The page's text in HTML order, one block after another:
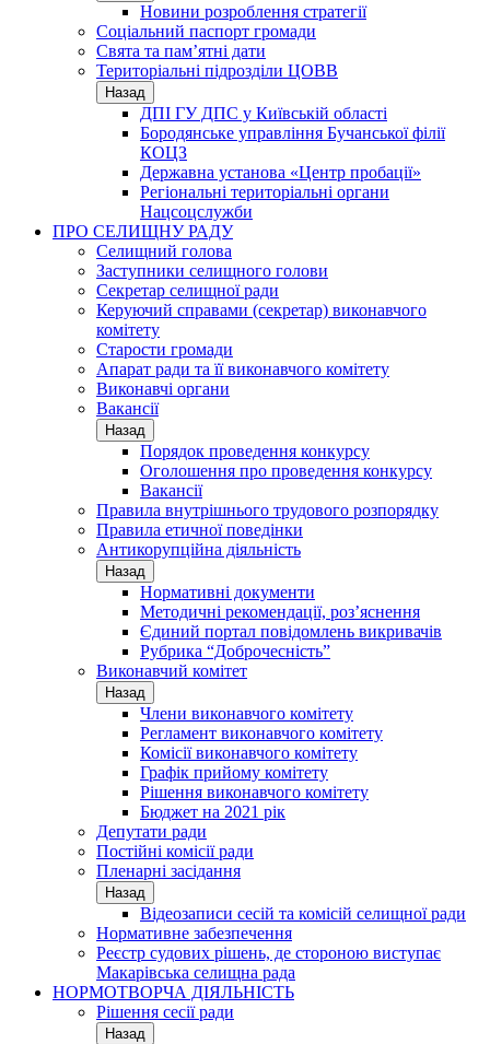
Новини розроблення стратегії
Соціальний паспорт громади
Свята та пам’ятні дати
Територіальні підрозділи ЦОВВ
Назад
ДПІ ГУ ДПС у Київській області
Бородянське управління Бучанської філії
КОЦЗ
Державна установа «Центр пробації»
Регіональні територіальні органи
Нацсоцслужби
ПРО СЕЛИЩНУ РАДУ
Селищний голова
Заступники селищного голови
Секретар селищної ради
Керуючий справами (секретар) виконавчого
комітету
Старости громади
Апарат ради та її виконавчого комітету
Виконавчі органи
Вакансії
Назад
Порядок проведення конкурсу
Оголошення про проведення конкурсу
Вакансії
Правила внутрішнього трудового розпорядку
Правила етичної поведінки
Антикорупційна діяльність
Назад
Нормативні документи
Методичні рекомендації, роз’яснення
Єдиний портал повідомлень викривачів
Рубрика “Доброчесність”
Виконавчий комітет
Назад
Члени виконавчого комітету
Регламент виконавчого комітету
Комісії виконавчого комітету
Графік прийому комітету
Рішення виконавчого комітету
Бюджет на 2021 рік
Депутати ради
Постійні комісії ради
Пленарні засідання
Назад
Відеозаписи сесій та комісій селищної ради
Нормативне забезпечення
Реєстр судових рішень, де стороною виступає
Макарівська селищна рада
НОРМОТВОРЧА ДІЯЛЬНІСТЬ
Рішення сесії ради
Назад